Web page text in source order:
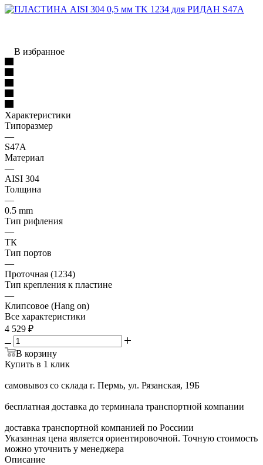
В избранное
Характеристики
Типоразмер
—
S47A
Материал
—
AISI 304
Толщина
—
0.5 mm
Тип рифления
—
ТК
Тип портов
—
Проточная (1234)
Тип крепления к пластине
—
Клипсовое (Hang on)
Все характеристики
4 529 ₽
В корзину
Купить в 1 клик
самовывоз со склада г. Пермь, ул. Рязанская, 19Б
бесплатная доставка до терминала транспортной компании
доставка транспортной компанией по Россиии
Указанная цена является ориентировочной. Точную стоимость
можно уточнить у менеджера
Описание